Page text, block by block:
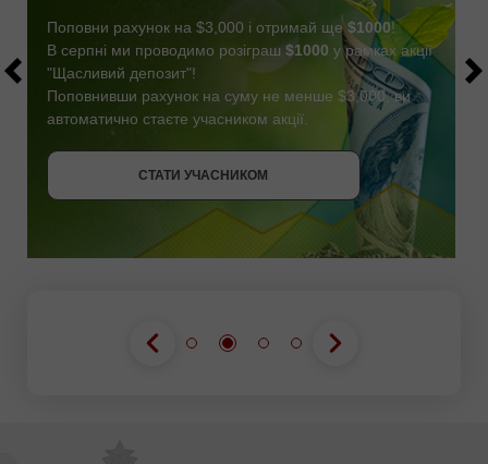
СТАТИ УЧАСНИКОМ
Поповни рахунок на $3,000 і отримай ще$1000!
В серпні ми проводимо розіграш $1000 у рамках акції
"Щасливий депозит"!
Поповнивши рахунок на суму не менше $3,000, ви
автоматично стаєте учасником акції.
СТАТИ УЧАСНИКОМ